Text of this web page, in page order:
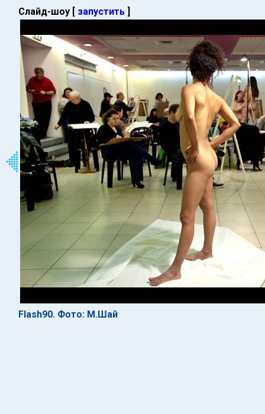
Слайд-шоу [ запустить ]
Flash90. Фото: М.Шай